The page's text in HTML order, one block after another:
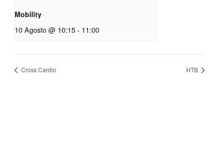
Mobility
10 Agosto @ 10:15 - 11:00
Cross Cardio HTB